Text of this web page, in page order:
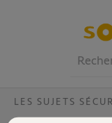
Volet
LES SUJETS